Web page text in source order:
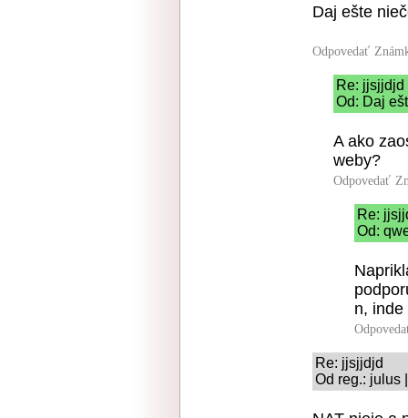
Daj ešte
Odpovedať
Re: jjsjjdjd
Od: Daj
A ako
weby?
Odpovedať
Re:
Od:
n,
Re: jjsjjdjd
Od reg.: julus